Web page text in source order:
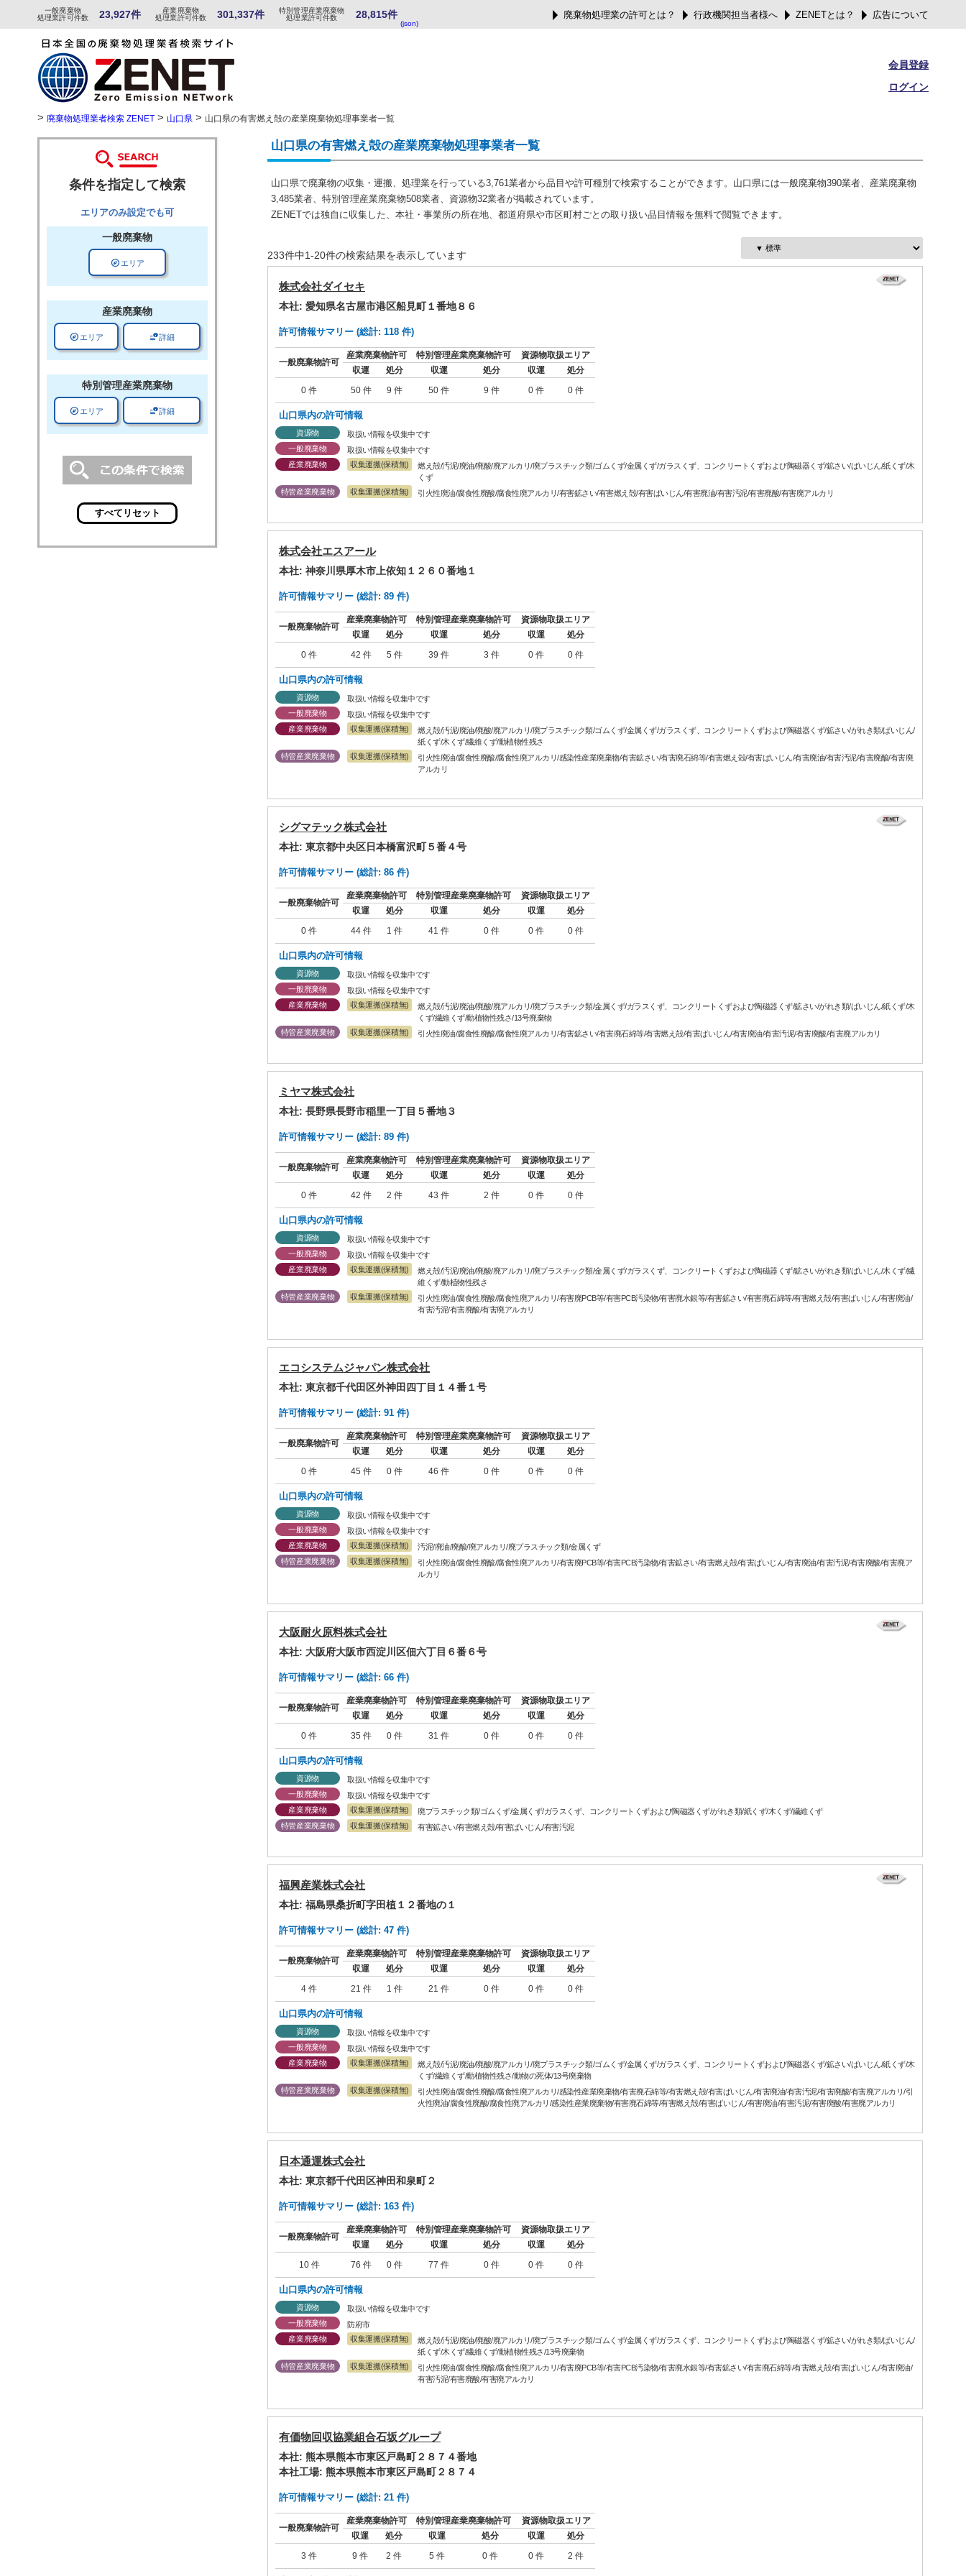
一般廃棄物
処理業許可件数
23,927件 産業廃棄物
処理業許可件数
301,337件 特別管理産業廃棄物
処理業許可件数
28,815件
(json)
廃棄物処理業の許可とは？ 行政機関担当者様へ ZENETとは？ 広告について
会員登録
ログイン
> 廃棄物処理業者検索 ZENET > 山口県 > 山口県の有害燃え殻の産業廃棄物処理事業者一覧
条件を指定して検索
エリアのみ設定でも可
一般廃棄物
explore エリア
産業廃棄物
explore エリア data_info_alert詳細
特別管理産業廃棄物
explore エリア data_info_alert詳細
山口県の有害燃え殻の産業廃棄物処理事業者一覧
山口県で廃棄物の収集・運搬、処理業を行っている3,761業者から品目や許可種別で検索することができます。山口県には一般廃棄物390業者、産業廃棄物
3,485業者、特別管理産業廃棄物508業者、資源物32業者が掲載されています。
ZENETでは独自に収集した、本社・事業所の所在地、都道府県や市区町村ごとの取り扱い品目情報を無料で閲覧できます。
233件中1-20件の検索結果を表示しています
株式会社ダイセキ
本社: 愛知県名古屋市港区船見町１番地８６
許可情報サマリー (総計: 118 件)
一般廃棄物許可
産業廃棄物許可 特別管理産業廃棄物許可
資源物取扱エリア
収運
処分 収運 処分 収運
処分
0 件
50 件 9 件 50 件 9 件 0 件 0 件
山口県内の許可情報
資源物
取扱い情報を収集中です
一般廃棄物
取扱い情報を収集中です
産業廃棄物
収集運搬(保積無)
燃え殻/汚泥/廃油/廃酸/廃アルカリ/廃プラスチック類/ゴムくず/金属くず/ガラスくず、コンクリートくずおよび陶磁器くず/鉱さい/ばいじん/紙くず/木
くず
特管産業廃棄物
収集運搬(保積無) 引火性廃油/腐食性廃酸/腐食性廃アルカリ/有害鉱さい/有害燃え殻/有害ばいじん/有害廃油/有害汚泥/有害廃酸/有害廃アルカリ
株式会社エスアール
本社: 神奈川県厚木市上依知１２６０番地１
許可情報サマリー (総計: 89 件)
一般廃棄物許可
産業廃棄物許可 特別管理産業廃棄物許可
資源物取扱エリア
収運
処分 収運 処分 収運
処分
0 件
42 件 5 件 39 件 3 件 0 件 0 件
山口県内の許可情報
資源物
取扱い情報を収集中です
一般廃棄物
取扱い情報を収集中です
産業廃棄物
収集運搬(保積無)
燃え殻/汚泥/廃油/廃酸/廃アルカリ/廃プラスチック類/ゴムくず/金属くず/ガラスくず、コンクリートくずおよび陶磁器くず/鉱さい/がれき類/ばいじん/
紙くず/木くず/繊維くず/動植物性残さ
特管産業廃棄物
収集運搬(保積無)
引火性廃油/腐食性廃酸/腐食性廃アルカリ/感染性産業廃棄物/有害鉱さい/有害廃石綿等/有害燃え殻/有害ばいじん/有害廃油/有害汚泥/有害廃酸/有害廃
アルカリ
シグマテック株式会社
本社: 東京都中央区日本橋富沢町５番４号
許可情報サマリー (総計: 86 件)
一般廃棄物許可
産業廃棄物許可 特別管理産業廃棄物許可
資源物取扱エリア
収運
処分 収運 処分 収運
処分
0 件
44 件 1 件 41 件 0 件 0 件 0 件
山口県内の許可情報
資源物
取扱い情報を収集中です
一般廃棄物
取扱い情報を収集中です
産業廃棄物
収集運搬(保積無)
燃え殻/汚泥/廃油/廃酸/廃アルカリ/廃プラスチック類/金属くず/ガラスくず、コンクリートくずおよび陶磁器くず/鉱さい/がれき類/ばいじん/紙くず/木
くず/繊維くず/動植物性残さ/13号廃棄物
特管産業廃棄物
収集運搬(保積無) 引火性廃油/腐食性廃酸/腐食性廃アルカリ/有害鉱さい/有害廃石綿等/有害燃え殻/有害ばいじん/有害廃油/有害汚泥/有害廃酸/有害廃アルカリ
ミヤマ株式会社
本社: 長野県長野市稲里一丁目５番地３
許可情報サマリー (総計: 89 件)
一般廃棄物許可
産業廃棄物許可 特別管理産業廃棄物許可
資源物取扱エリア
収運
処分 収運 処分 収運
処分
0 件
42 件 2 件 43 件 2 件 0 件 0 件
山口県内の許可情報
資源物
取扱い情報を収集中です
一般廃棄物
取扱い情報を収集中です
産業廃棄物
収集運搬(保積無)
燃え殻/汚泥/廃油/廃酸/廃アルカリ/廃プラスチック類/金属くず/ガラスくず、コンクリートくずおよび陶磁器くず/鉱さい/がれき類/ばいじん/木くず/繊
維くず/動植物性残さ
特管産業廃棄物
収集運搬(保積無)
引火性廃油/腐食性廃酸/腐食性廃アルカリ/有害廃PCB等/有害PCB汚染物/有害廃水銀等/有害鉱さい/有害廃石綿等/有害燃え殻/有害ばいじん/有害廃油/
有害汚泥/有害廃酸/有害廃アルカリ
エコシステムジャパン株式会社
本社: 東京都千代田区外神田四丁目１４番１号
許可情報サマリー (総計: 91 件)
一般廃棄物許可
産業廃棄物許可 特別管理産業廃棄物許可
資源物取扱エリア
収運
処分 収運 処分 収運
処分
0 件
45 件 0 件 46 件 0 件 0 件 0 件
山口県内の許可情報
資源物
取扱い情報を収集中です
一般廃棄物
取扱い情報を収集中です
産業廃棄物
収集運搬(保積無)
汚泥/廃油/廃酸/廃アルカリ/廃プラスチック類/金属くず
特管産業廃棄物
収集運搬(保積無)
引火性廃油/腐食性廃酸/腐食性廃アルカリ/有害廃PCB等/有害PCB汚染物/有害鉱さい/有害燃え殻/有害ばいじん/有害廃油/有害汚泥/有害廃酸/有害廃ア
ルカリ
大阪耐火原料株式会社
本社: 大阪府大阪市西淀川区佃六丁目６番６号
許可情報サマリー (総計: 66 件)
一般廃棄物許可
産業廃棄物許可 特別管理産業廃棄物許可
資源物取扱エリア
収運
処分 収運 処分 収運
処分
0 件
35 件 0 件 31 件 0 件 0 件 0 件
山口県内の許可情報
資源物
取扱い情報を収集中です
一般廃棄物
取扱い情報を収集中です
産業廃棄物
収集運搬(保積無)
廃プラスチック類/ゴムくず/金属くず/ガラスくず、コンクリートくずおよび陶磁器くず/がれき類/紙くず/木くず/繊維くず
特管産業廃棄物
収集運搬(保積無) 有害鉱さい/有害燃え殻/有害ばいじん/有害汚泥
福興産業株式会社
本社: 福島県桑折町字田植１２番地の１
許可情報サマリー (総計: 47 件)
一般廃棄物許可
産業廃棄物許可 特別管理産業廃棄物許可
資源物取扱エリア
収運
処分 収運 処分 収運
処分
4 件
21 件 1 件 21 件 0 件 0 件 0 件
山口県内の許可情報
資源物
取扱い情報を収集中です
一般廃棄物
取扱い情報を収集中です
産業廃棄物
収集運搬(保積無)
燃え殻/汚泥/廃油/廃酸/廃アルカリ/廃プラスチック類/ゴムくず/金属くず/ガラスくず、コンクリートくずおよび陶磁器くず/鉱さい/ばいじん/紙くず/木
くず/繊維くず/動植物性残さ/動物の死体/13号廃棄物
特管産業廃棄物
収集運搬(保積無)
引火性廃油/腐食性廃酸/腐食性廃アルカリ/感染性産業廃棄物/有害廃石綿等/有害燃え殻/有害ばいじん/有害廃油/有害汚泥/有害廃酸/有害廃アルカリ/引
火性廃油/腐食性廃酸/腐食性廃アルカリ/感染性産業廃棄物/有害廃石綿等/有害燃え殻/有害ばいじん/有害廃油/有害汚泥/有害廃酸/有害廃アルカリ
日本通運株式会社
本社: 東京都千代田区神田和泉町２
許可情報サマリー (総計: 163 件)
一般廃棄物許可
産業廃棄物許可 特別管理産業廃棄物許可
資源物取扱エリア
収運
処分 収運 処分 収運
処分
10 件
76 件 0 件 77 件 0 件 0 件 0 件
山口県内の許可情報
資源物
取扱い情報を収集中です
一般廃棄物
防府市
産業廃棄物
収集運搬(保積無)
燃え殻/汚泥/廃油/廃酸/廃アルカリ/廃プラスチック類/ゴムくず/金属くず/ガラスくず、コンクリートくずおよび陶磁器くず/鉱さい/がれき類/ばいじん/
紙くず/木くず/繊維くず/動植物性残さ/13号廃棄物
特管産業廃棄物
収集運搬(保積無)
引火性廃油/腐食性廃酸/腐食性廃アルカリ/有害廃PCB等/有害PCB汚染物/有害廃水銀等/有害鉱さい/有害廃石綿等/有害燃え殻/有害ばいじん/有害廃油/
有害汚泥/有害廃酸/有害廃アルカリ
有価物回収協業組合石坂グループ
本社: 熊本県熊本市東区戸島町２８７４番地
本社工場: 熊本県熊本市東区戸島町２８７４
許可情報サマリー (総計: 21 件)
一般廃棄物許可
産業廃棄物許可 特別管理産業廃棄物許可
資源物取扱エリア
収運
処分 収運 処分 収運
処分
3 件
9 件 2 件 5 件 0 件 0 件 2 件